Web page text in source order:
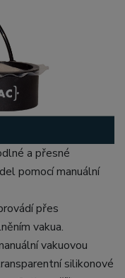
a přesné
pomocí manuální
přes
vakua.
vakuovou
silikonové